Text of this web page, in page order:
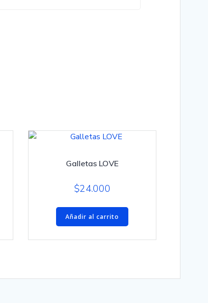
Galletas LOVE
$24.000
Añadir al carrito